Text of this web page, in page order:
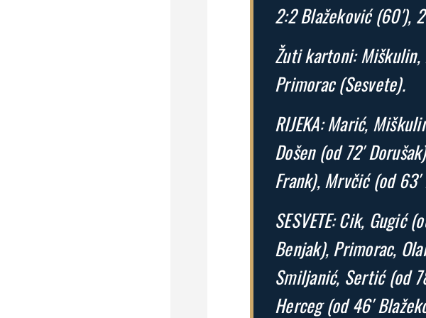
2:2 Blažeković (60′),
Žuti kartoni: Miškulin,
Primorac (Sesvete).
RIJEKA: Marić,
Došen (od 72′
Frank), Mrvčić (od
SESVETE: Cik, Gugić
Benjak), Primorac,
Smiljanić, Sertić (od
Herceg (od 46′